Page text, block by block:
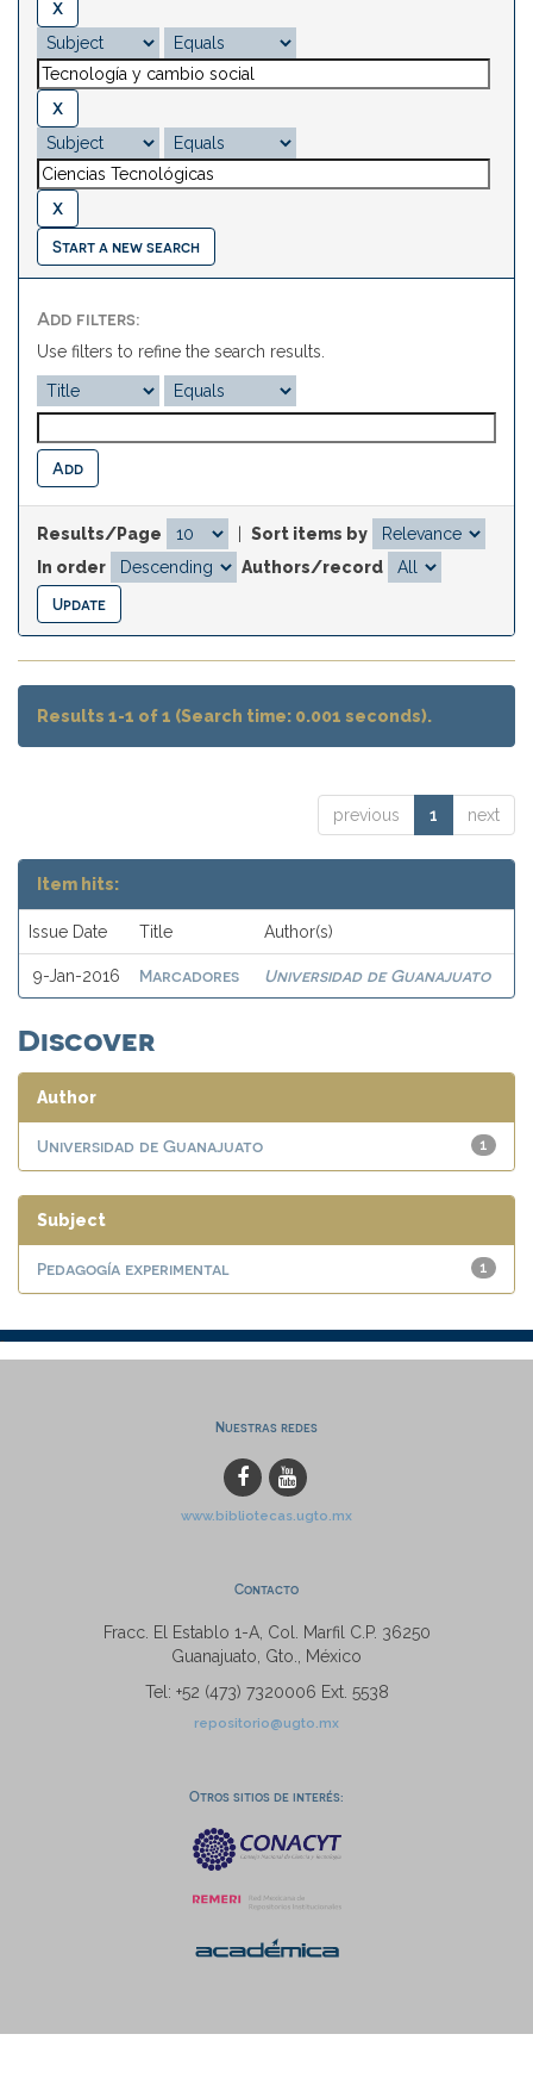
Start a new search
Add filters:
Use filters to refine the search results.
Results/Page
Sort items by
In order
Authors/record
Results 1-1 of 1 (Search time: 0.001 seconds).
previous 1 next
Item hits:
Issue Date Title Author(s)
9-Jan-2016 Marcadores Universidad de Guanajuato
Discover
Author
1
Universidad de Guanajuato
Subject
1
Pedagogía experimental
Nuestras redes
www.bibliotecas.ugto.mx
Contacto
Fracc. El Establo 1-A, Col. Marfil C.P. 36250
Guanajuato, Gto., México
Tel: +52 (473) 7320006 Ext. 5538
repositorio@ugto.mx
Otros sitios de interés: